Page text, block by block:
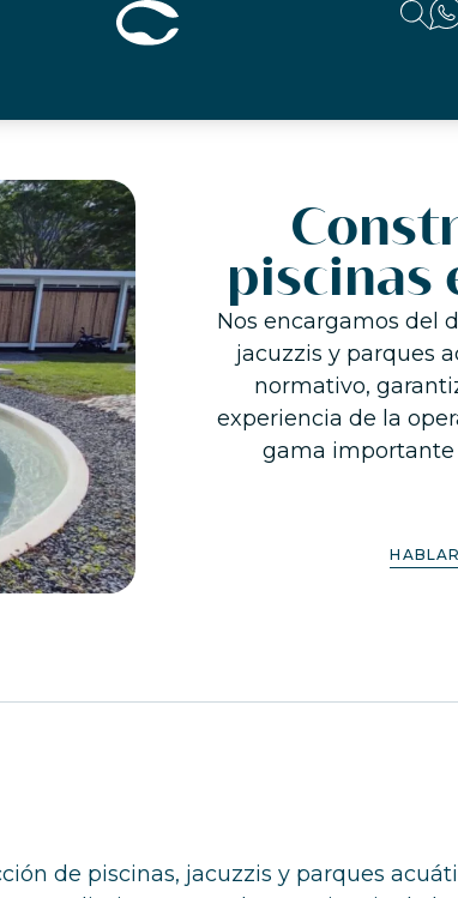
piscinas
Nos encargamos del
jacuzzis y parques
normativo,
experiencia de la
gama importante
de piscinas, jacuzzis y parques